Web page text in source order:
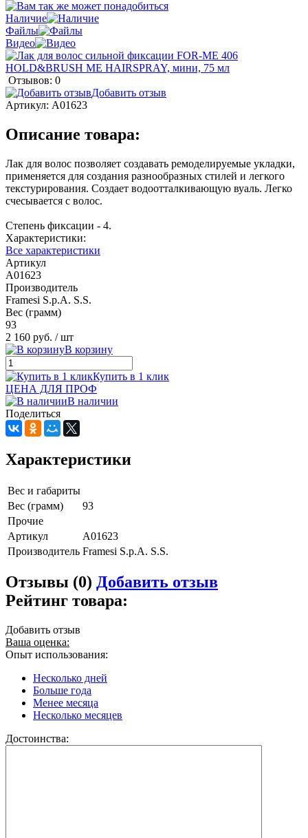
Наличие
Файлы
Видео
Отзывов: 0
Добавить отзыв
Артикул: A01623
Описание товара:
Лак для волос позволяет создавать ремоделируемые укладки,
применяется для создания разнообразных стилей и легкого
текстурирования. Создает водоотталкивающую вуаль. Легко
счесывается с волос.
Степень фиксации - 4.
Характеристики:
Все характеристики
Артикул
A01623
Производитель
Framesi S.p.A. S.S.
Вес (грамм)
93
2 160 руб. / шт
В корзину
Купить в 1 клик
ЦЕНА ДЛЯ ПРОФ
В наличии
Поделиться
Характеристики
Вес и габариты
Вес (грамм)
93
Прочие
Артикул
A01623
Производитель Framesi S.p.A. S.S.
Отзывы (0) Добавить отзыв
Рейтинг товара:
Добавить отзыв
Ваша оценка:
Опыт использования:
Несколько дней
Больше года
Менее месяца
Несколько месяцев
Достоинства: